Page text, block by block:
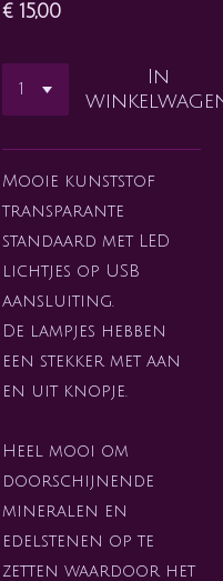
€ 15,00
In
Mooie kunststof
transparante
standaard met LED
lichtjes op USB
aansluiting.
De lampjes hebben
een stekker met aan
en uit knopje.
Heel mooi om
doorschijnende
mineralen en
edelstenen op te
zetten waardoor het